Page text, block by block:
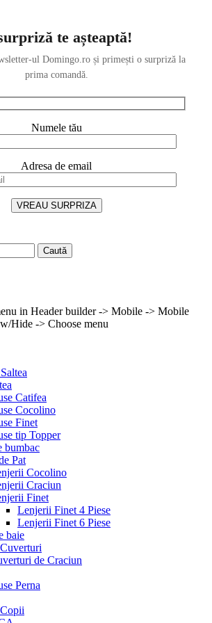
te așteaptă!
ul Domingo.ro și primești o surpriză la
prima comandă.
Numele tău
Adresa de email
Caută
in Header builder -> Mobile -> Mobile
Hide -> Choose menu
Catifea
Cocolino
Finet
tip Topper
bumbac
Pat
Cocolino
Craciun
Finet
Lenjerii Finet 4 Piese
Lenjerii Finet 6 Piese
baie
de Craciun
Perna